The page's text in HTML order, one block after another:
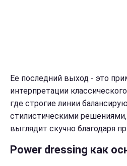
Ее последний выход - это
интерпретации
где строгие линии
стилистическими
выглядит скучно благодаря
Power dressing как